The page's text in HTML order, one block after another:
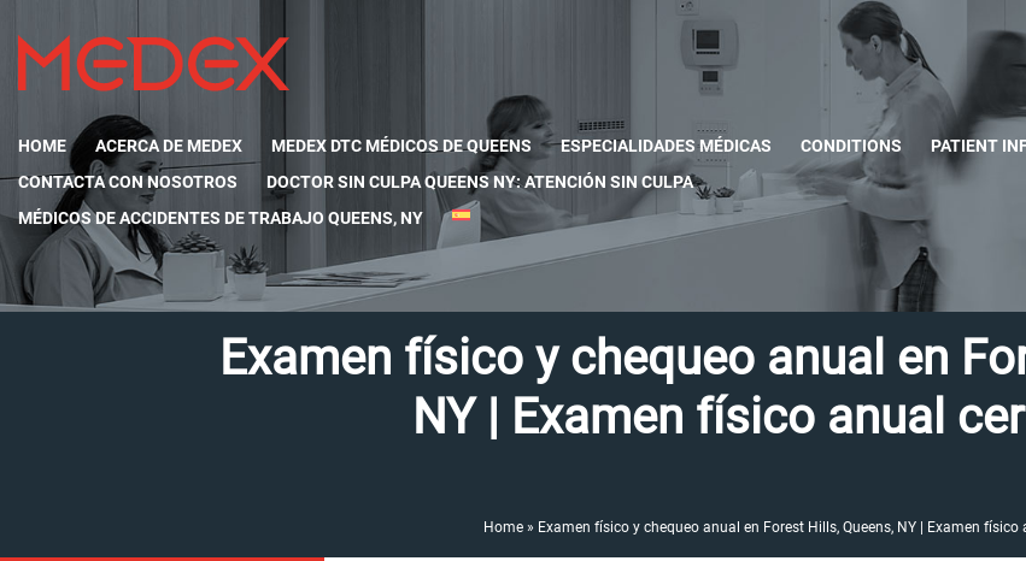
HOME ACERCA DE MEDEX MEDEX DTC MÉDICOS DE QUEENS ESPECIALIDADES MÉDICAS CONDITIONS
PATIENT
CONTACTA CON NOSOTROS
DOCTOR SIN CULPA QUEENS NY: ATENCIÓN SIN CULPA
MÉDICOS DE ACCIDENTES DE TRABAJO QUEENS, NY
Examen físico y chequeo anual en
NY | Examen físico anual
Home» Examen físico y chequeo anual en Forest Hills, Queens, NY | Examen físico